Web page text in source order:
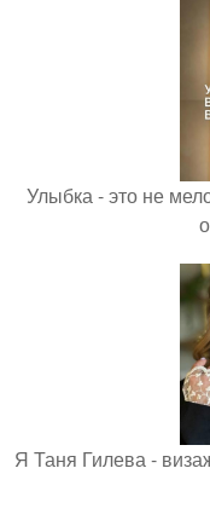
Улыбка - это не
Я Таня Гилева -